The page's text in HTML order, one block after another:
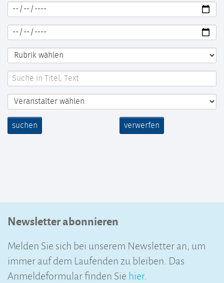
suchen verwerfen
Newsletter abonnieren
Melden Sie sich bei unserem Newsletter an, um
immer auf dem Laufenden zu bleiben. Das
Anmeldeformular finden Sie hier.